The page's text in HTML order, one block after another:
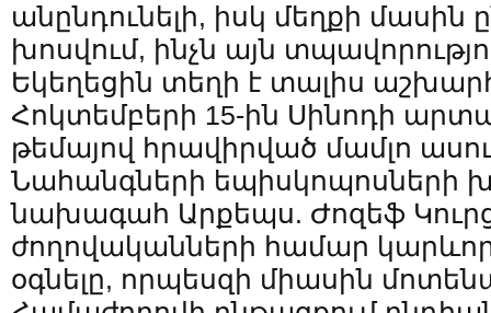
անընդունելի, իսկ մեղքի մասին
խոսվում, ինչն այն
Եկեղեցին տեղի է տալիս
Հոկտեմբերի 15-ին Սինոդի
թեմայով հրավիրված մամլո
Նահանգների եպիսկոպոսների
նախագահ Արքեպս. Ժոզեֆ
ժողովականների համար
օգնելը, որպեսզի միասին